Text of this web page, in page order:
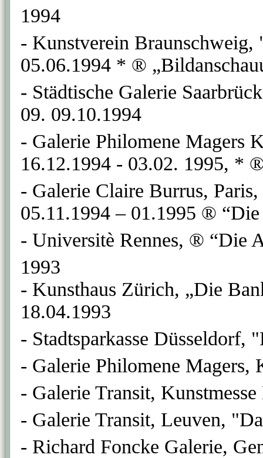
1994
- Kunstverein
05.06.1994 * ®
- Städtische Galerie
09. 09.10.1994
- Galerie Philomene Magers
16.12.1994 - 03.02. 1995, *
- Galerie Claire Burrus,
05.11.1994 – 01.1995 ®
- Universitè Rennes, ® “Die
1993
- Kunsthaus Zürich, „Die
18.04.1993
- Stadtsparkasse Düsseldorf,
- Galerie Philomene Magers,
- Galerie Transit,
- Galerie Transit, Leuven,
- Richard Foncke Galerie,